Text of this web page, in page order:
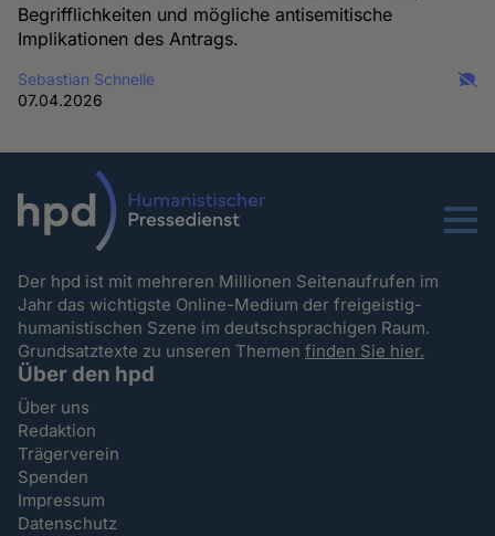
Begrifflichkeiten und mögliche antisemitische
Implikationen des Antrags.
Sebastian Schnelle
07.04.2026
Menu
Der hpd ist mit mehreren Millionen Seitenaufrufen im
Jahr das wichtigste Online-Medium der freigeistig-
humanistischen Szene im deutschsprachigen Raum.
Grundsatztexte zu unseren Themenfinden Sie hier.
Über den hpd
Über uns
Redaktion
Trägerverein
Spenden
Impressum
Datenschutz